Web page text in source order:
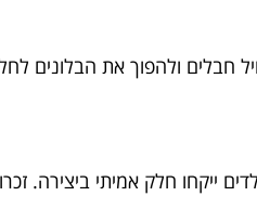
חבלים ולהפוך את הבלונים
ייקחו חלק אמיתי ביצירה.